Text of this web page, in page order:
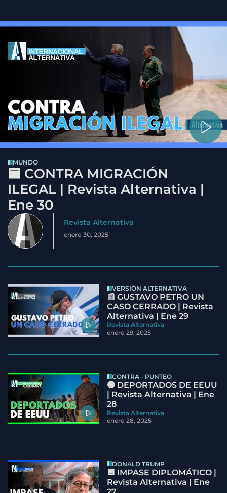
MUNDO
🟦 CONTRA MIGRACIÓN
ILEGAL | Revista Alternativa |
Ene 30
Revista Alternativa
enero 30, 2025
VERSIÓN ALTERNATIVA
📰 GUSTAVO PETRO UN
CASO CERRADO | Revista
Alternativa | Ene 29
Revista Alternativa
enero 29, 2025
CONTRA - PUNTEO
🟢 DEPORTADOS DE EEUU
| Revista Alternativa | Ene
28
Revista Alternativa
enero 28, 2025
DONALD TRUMP
🟦 IMPASE DIPLOMÁTICO |
Revista Alternativa | Ene